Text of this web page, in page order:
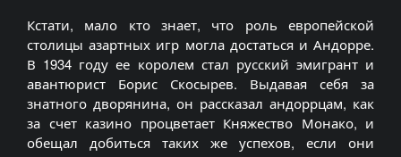
Кстати, мало кто знает, что роль европейской
столицы азартных игр могла достаться и Андорре.
В 1934 году ее королем стал русский эмигрант и
авантюрист Борис Скосырев. Выдавая себя за
знатного дворянина, он рассказал андоррцам, как
за счет казино процветает Княжество Монако, и
обещал добиться таких же успехов, если они